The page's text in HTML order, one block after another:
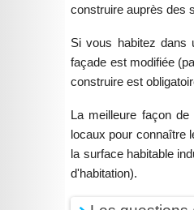
construire auprès des
Si vous habitez dans
façade est modifiée
construire est
La meilleure façon
locaux pour connaître
la surface habitable
d'habitation).